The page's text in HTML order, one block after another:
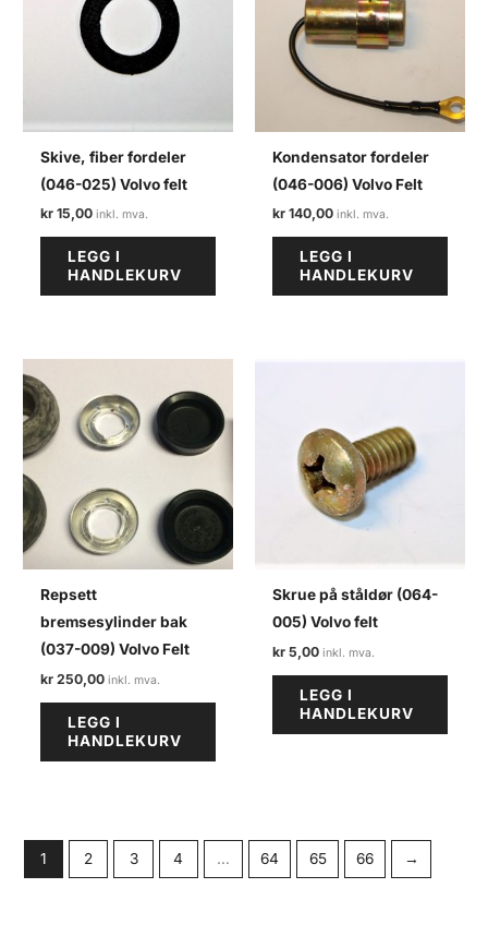
Skive, fiber fordeler
(046-025) Volvo felt
kr 15,00
LEGG I
HANDLEKURV
Kondensator fordeler
(046-006) Volvo Felt
kr 140,00
LEGG I
HANDLEKURV
Repsett
bremsesylinder bak
(037-009) Volvo Felt
kr 250,00
LEGG I
HANDLEKURV
Skrue på ståldør (064-
005) Volvo felt
kr 5,00
LEGG I
HANDLEKURV
1 2 3 4 … 64 65 66 →